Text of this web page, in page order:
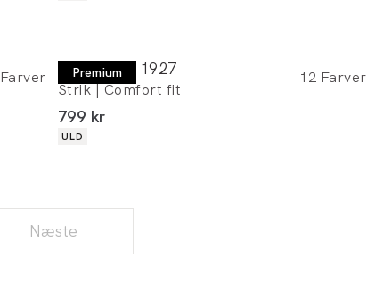
Farver Premium
Lindbergh 1927
Strik | Comfort fit
12 Farver
I alt (inkl. rabat)
799 kr
Produkt egenskaber
ULD
Næste